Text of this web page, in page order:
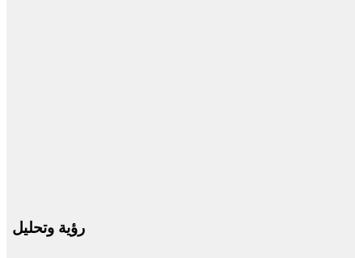
رؤية وتحليل